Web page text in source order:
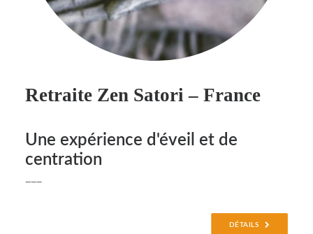
Retraite Zen Satori – France
Une expérience d'éveil et de
centration
DÉTAILS